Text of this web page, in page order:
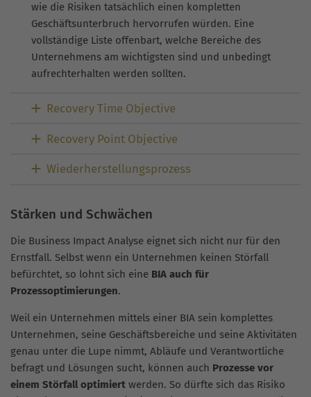
wie die Risiken tatsächlich einen kompletten
Geschäftsunterbruch hervorrufen würden. Eine
vollständige Liste offenbart, welche Bereiche des
Unternehmens am wichtigsten sind und unbedingt
aufrechterhalten werden sollten.
Recovery Time Objective
Recovery Point Objective
Wiederherstellungsprozess
Stärken und Schwächen
Die Business Impact Analyse eignet sich nicht nur für den
Ernstfall. Selbst wenn ein Unternehmen keinen Störfall
befürchtet, so lohnt sich eine BIA auch für
Prozessoptimierungen.
Weil ein Unternehmen mittels einer BIA sein komplettes
Unternehmen, seine Geschäftsbereiche und seine Aktivitäten
genau unter die Lupe nimmt, Abläufe und Verantwortliche
befragt und Lösungen sucht, können auch Prozesse vor
einem Störfall optimiert werden. So dürfte sich das Risiko